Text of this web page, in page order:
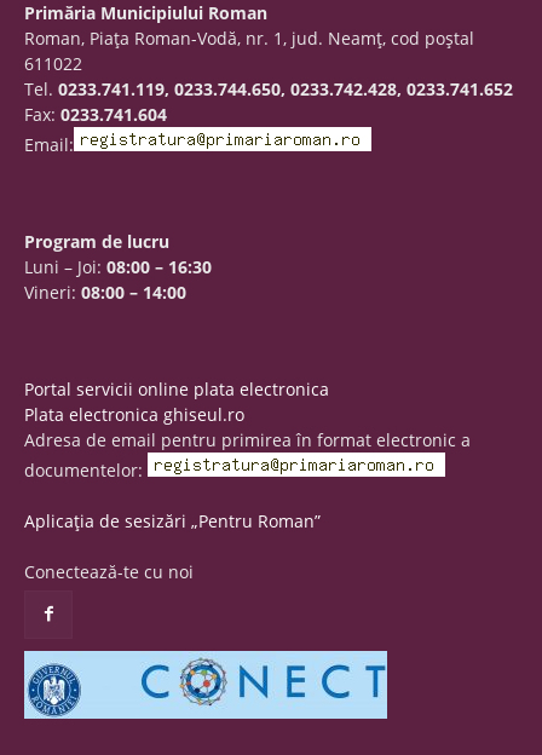
Primăria Municipiului Roman
Roman, Piaţa Roman-Vodă, nr. 1, jud. Neamţ, cod poştal
611022
Tel. 0233.741.119, 0233.744.650, 0233.742.428, 0233.741.652
Fax: 0233.741.604
Email:
Program de lucru
Luni – Joi: 08:00 – 16:30
Vineri: 08:00 – 14:00
Portal servicii online plata electronica
Plata electronica ghiseul.ro
Adresa de email pentru primirea în format electronic a
documentelor:
Aplicația de sesizări „Pentru Roman”
Conectează-te cu noi